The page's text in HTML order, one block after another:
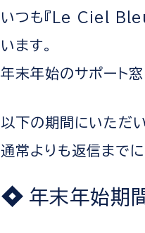
いつも『Le Ciel Bleu
います。
年末年始のサポート
以下の期間にいただ
通常よりも返信まで
年末年始期